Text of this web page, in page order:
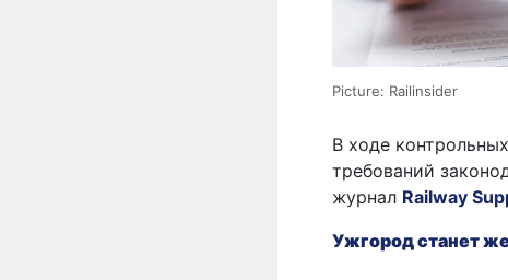
Picture: Railinsider
В ходе
требований
журнал Railway
Ужгород станет